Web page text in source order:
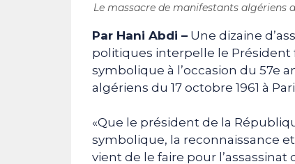
Le massacre de manifestants algériens
Par Hani Abdi – Une dizaine
politiques interpelle le Président
symbolique à l’occasion du 57e
algériens du 17 octobre 1961 à
«Que le président de la
symbolique, la reconnaissance
vient de le faire pour